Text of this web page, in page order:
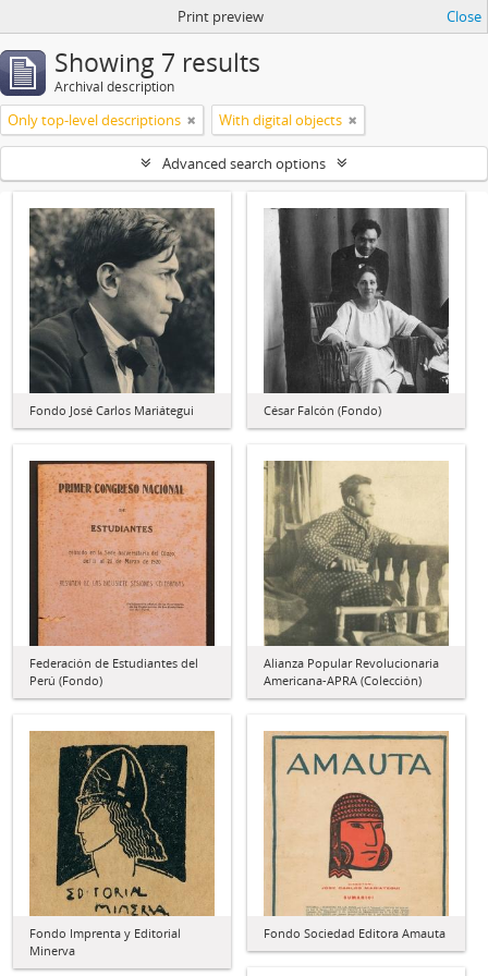
Print preview Close
Showing 7 results
Archival description
Only top-level descriptions With digital objects
Advanced search options
Fondo José Carlos Mariátegui César Falcón (Fondo)
Federación de Estudiantes del
Perú (Fondo)
Alianza Popular Revolucionaria
Americana-APRA (Colección)
Fondo Imprenta y Editorial
Minerva
Fondo Sociedad Editora Amauta